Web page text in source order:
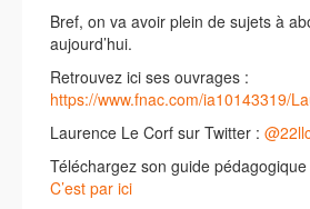
Bref, on va avoir plein de sujets à
aujourd’hui.
Retrouvez ici ses ouvrages :
https://www.fnac.com/ia10143319/
Laurence Le Corf sur Twitter :
Téléchargez son guide
C’est par ici